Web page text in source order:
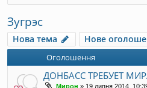
и
й
до
ст
уп
Зугрэс
Нова тема Нове
Оголошення
ДОНБАСС ТРЕБУЕТ
Мирон » 19 липня 2014,